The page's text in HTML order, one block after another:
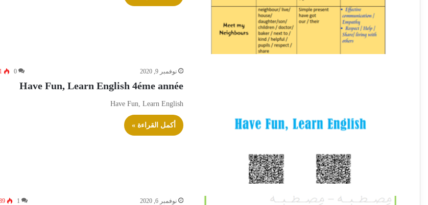
نوفمبر 9, 2020 0
Have Fun, Learn English 4éme année
Have Fun, Learn English
أكمل القراءة »
نوفمبر 6, 2020 1